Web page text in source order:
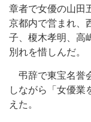
章者で女優の山田
京都内で営まれ、
子、榎木孝明、高
別れを惜しんだ。
弔辞で東宝名誉
しながら「女優業
えた。